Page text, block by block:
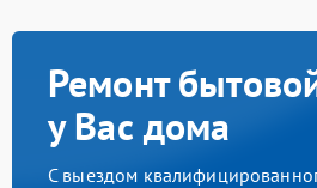
Ремонт
у Вас дома
С выездом